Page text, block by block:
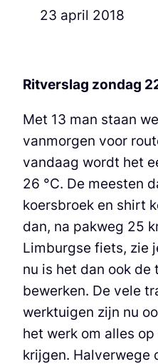
23 april 2018
Ritverslag zondag
Met 13 man staan
vanmorgen voor
vandaag wordt het
26 °C. De meesten
koersbroek en shirt
dan, na pakweg 25
Limburgse fiets, zie
nu is het dan ook de
bewerken. De vele
werktuigen zijn nu
het werk om alles
krijgen. Halverwege